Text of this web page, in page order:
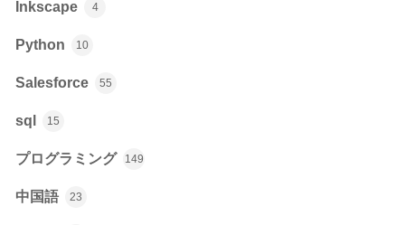
Inkscape 4
Python 10
Salesforce 55
sql 15
プログラミング 149
中国語 23